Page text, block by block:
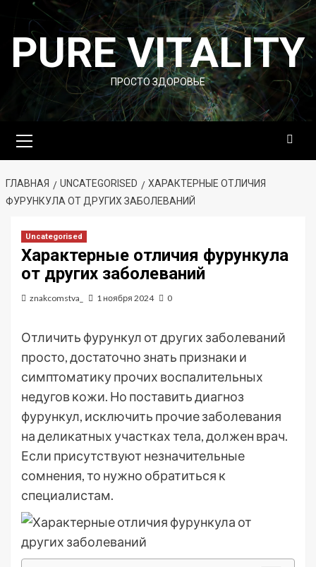
Перейти
содержимому
PURE VITALITY
ПРОСТО ЗДОРОВЬЕ
меню
ГЛАВНАЯ UNCATEGORISED
ХАРАКТЕРНЫЕ ОТЛИЧИЯ
ФУРУНКУЛА ОТ ДРУГИХ ЗАБОЛЕВАНИЙ
Uncategorised
Характерные отличия фурункула
от других заболеваний
znakcomstva_ 1 ноября 2024 0
Отличить фурункул от других заболеваний
просто, достаточно знать признаки и
симптоматику прочих воспалительных
недугов кожи. Но поставить диагноз
фурункул, исключить прочие заболевания
на деликатных участках тела, должен врач.
Если присутствуют незначительные
сомнения, то нужно обратиться к
специалистам.